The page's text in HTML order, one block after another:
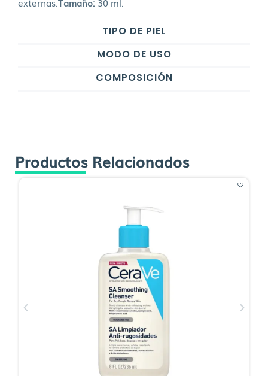
TIPO DE PIEL
MODO DE USO
COMPOSICIÓN
Productos Relacionados